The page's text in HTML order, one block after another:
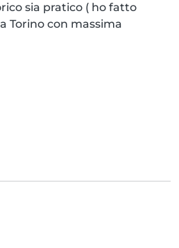
sia pratico ( ho fatto
Torino con massima